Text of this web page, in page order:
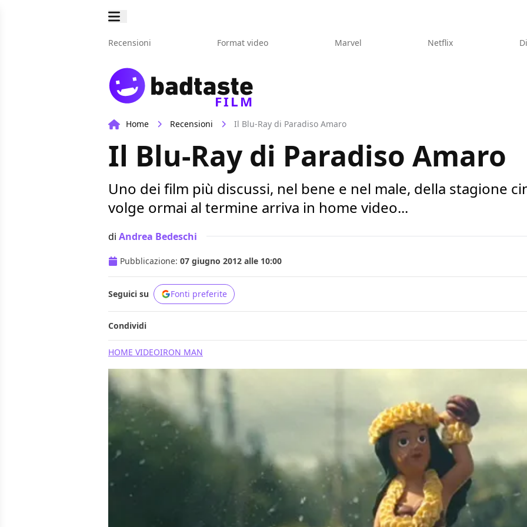
Recensioni Format video Marvel Netflix
FILM
Home Recensioni Il Blu-Ray di Paradiso Amaro
Il Blu-Ray di Paradiso Amaro
Uno dei film più discussi, nel bene e nel male, della stagione
volge ormai al termine arriva in home video...
di Andrea Bedeschi
Pubblicazione: 07 giugno 2012 alle 10:00
Seguici su Fonti preferite
Condividi
HOME VIDEOIRON MAN